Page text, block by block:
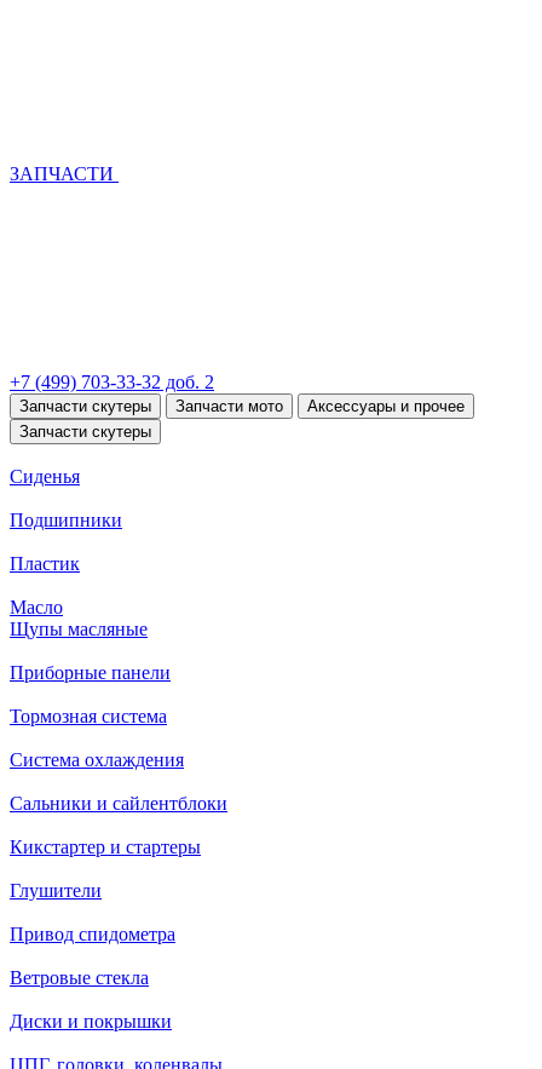
ЗАПЧАСТИ
+7 (499) 703-33-32 доб. 2
Запчасти скутеры Запчасти мото
Аксессуары и прочее
Запчасти скутеры
Сиденья
Подшипники
Пластик
Масло
Щупы масляные
Приборные панели
Тормозная система
Система охлаждения
Сальники и сайлентблоки
Кикстартер и стартеры
Глушители
Привод спидометра
Ветровые стекла
Диски и покрышки